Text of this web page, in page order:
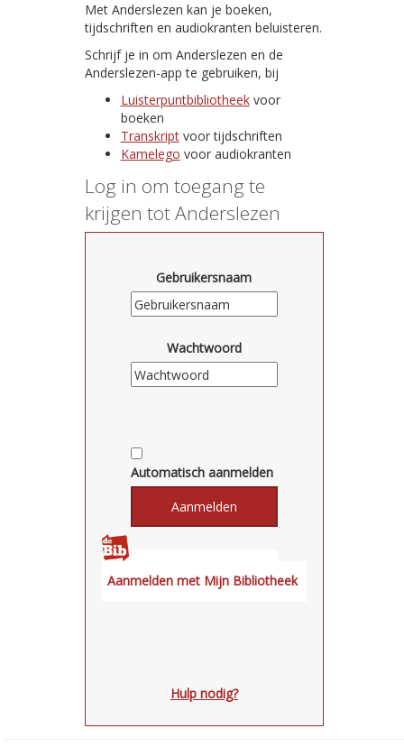
Met Anderslezen kan je boeken,
tijdschriften en audiokranten beluisteren.
Schrijf je in om Anderslezen en de
Anderslezen-app te gebruiken, bij
Luisterpuntbibliotheekvoor
boeken
Transkriptvoor tijdschriften
Kamelego voor audiokranten
Log in om toegang te
krijgen tot Anderslezen
Gebruikersnaam
Wachtwoord
Automatisch aanmelden
Hulp nodig?